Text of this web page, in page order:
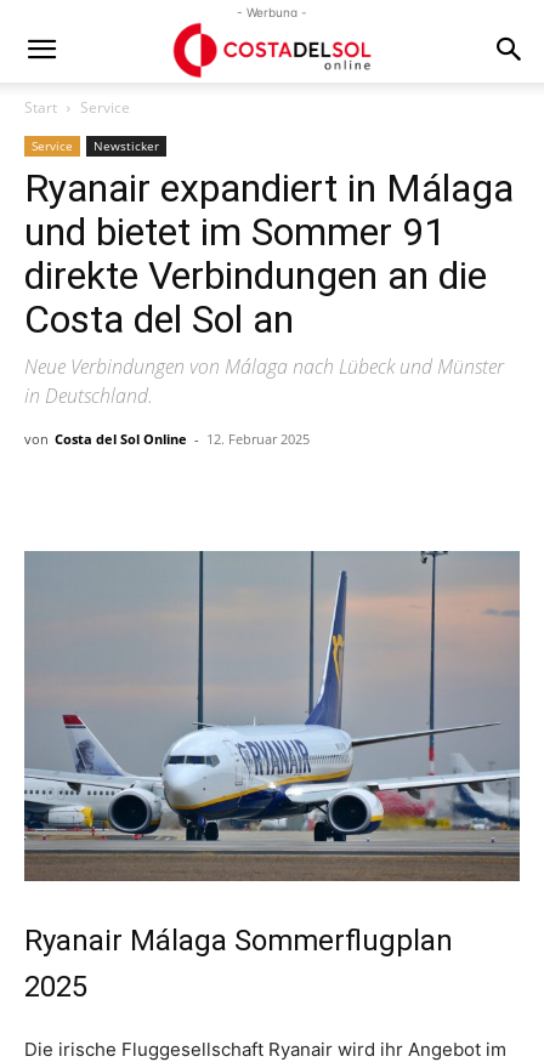
- Werbung -
Start Service
Service Newsticker
Ryanair expandiert in Málaga
und bietet im Sommer 91
direkte Verbindungen an die
Costa del Sol an
Neue Verbindungen von Málaga nach Lübeck und Münster
in Deutschland.
von Costa del Sol Online - 12. Februar 2025
Ryanair Málaga Sommerflugplan
2025
Die irische Fluggesellschaft Ryanair wird ihr Angebot im